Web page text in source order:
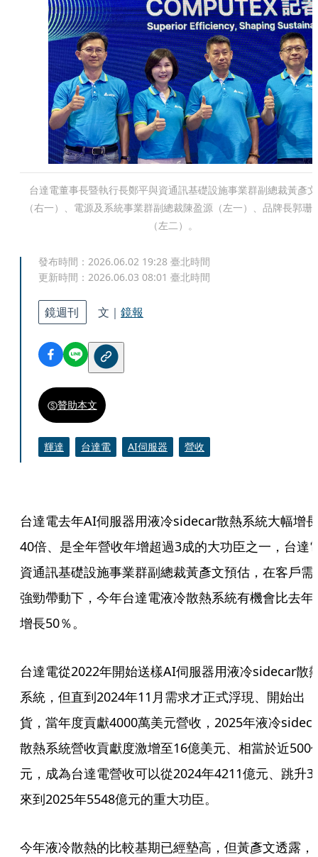
台達電董事長暨執行長鄭平與資通訊基礎設施事業群副總裁黃彥文
（右一）、電源及系統事業群副總裁陳盈源（左一）、品牌長郭珊
（左二）。
發布時間： 2026.06.02 19:28 臺北時間
更新時間： 2026.06.03 08:01 臺北時間
鏡週刊 文｜ 鏡報
贊助本文
輝達 台達電 AI伺服器 營收
台達電去年AI伺服器用液冷sidecar散熱系統大幅增長
40倍、是全年營收年增超過3成的大功臣之一，台達
資通訊基礎設施事業群副總裁黃彥文預估，在客戶需
強勁帶動下，今年台達電液冷散熱系統有機會比去年
增長50％。
台達電從2022年開始送樣AI伺服器用液冷sidecar散
系統，但直到2024年11月需求才正式浮現、開始出
貨，當年度貢獻4000萬美元營收，2025年液冷
散熱系統營收貢獻度激增至16億美元、相當於近500
元，成為台達電營收可以從2024年4211億元、跳升3
來到2025年5548億元的重大功臣。
今年液冷散熱的比較基期已經墊高，但黃彥文透露，